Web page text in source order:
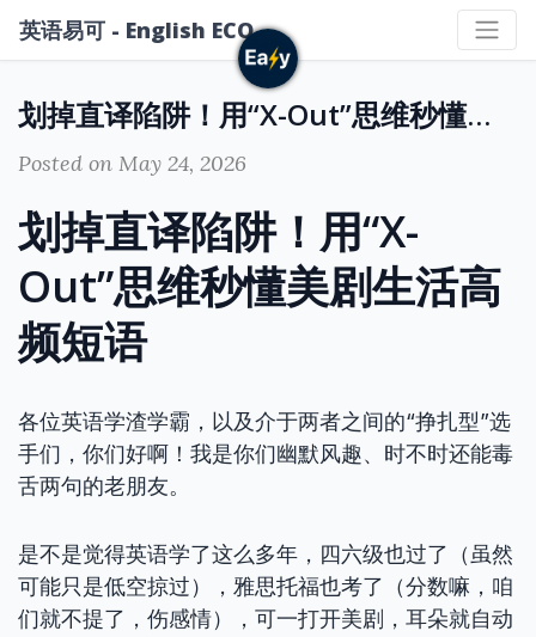
英语易可 - English ECO
划掉直译陷阱！用“X-Out”思维秒懂美剧生活高频短语
Posted on May 24, 2026
划掉直译陷阱！用“X-
Out”思维秒懂美剧生活高
频短语
各位英语学渣学霸，以及介于两者之间的“挣扎型”选
手们，你们好啊！我是你们幽默风趣、时不时还能毒
舌两句的老朋友。
是不是觉得英语学了这么多年，四六级也过了（虽然
可能只是低空掠过），雅思托福也考了（分数嘛，咱
们就不提了，伤感情），可一打开美剧，耳朵就自动